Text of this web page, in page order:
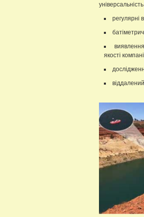
регулярні
якості